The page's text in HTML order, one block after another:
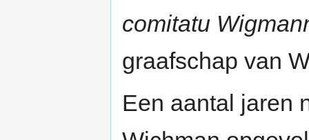
comitatu
graafschap van
Een aantal jaren